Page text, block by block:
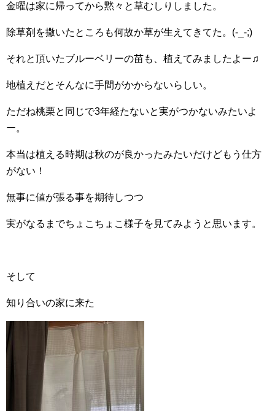
金曜は家に帰ってから黙々と草むしりしました。
除草剤を撒いたところも何故か草が生えてきてた。(-_-;)
それと頂いたブルーベリーの苗も、植えてみましたよー♫
地植えだとそんなに手間がかからないらしい。
ただね桃栗と同じで3年経たないと実がつかないみたいよ
ー。
本当は植える時期は秋のが良かったみたいだけどもう仕方
がない！
無事に値が張る事を期待しつつ
実がなるまでちょこちょこ様子を見てみようと思います。
そして
知り合いの家に来た